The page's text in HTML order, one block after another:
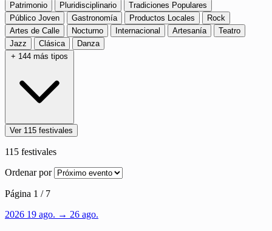
Patrimonio
Pluridisciplinario
Tradiciones Populares
Público Joven
Gastronomía Productos Locales
Rock
Artes de Calle
Nocturno Internacional Artesanía
Teatro
Jazz
Clásica
Danza
+ 144 más tipos
Ver 115 festivales
115 festivales
Ordenar por
Página 1 / 7
2026 19 ago. → 26 ago.